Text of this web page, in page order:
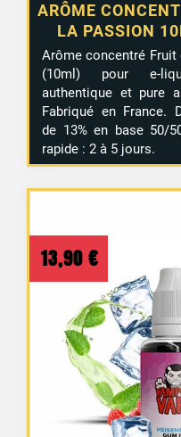
ARÔME
LA PASSION
Arôme concentré Fruit
(10ml) pour e-
authentique et pure
Fabriqué en France.
de 13% en base 50/
rapide : 2 à 5 jours.
13,90 €